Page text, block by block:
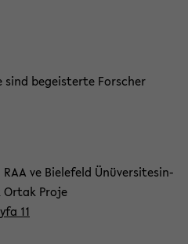
sind be­geis­ter­te For­scher
ve Bie­le­feld Ünü­ver­si­te­sin­
Ortak Proje
11